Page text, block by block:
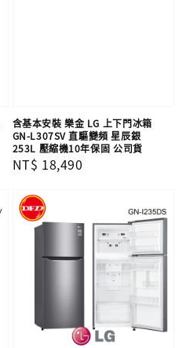
含基本安裝 樂金 LG 上下門冰箱
GN-L307SV 直驅變頻 星辰銀
253L 壓縮機10年保固 公司貨
Regular
NT$ 18,490